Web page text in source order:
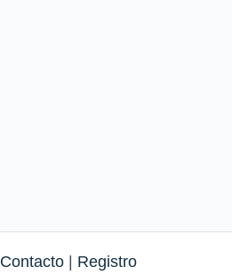
Contacto Registro